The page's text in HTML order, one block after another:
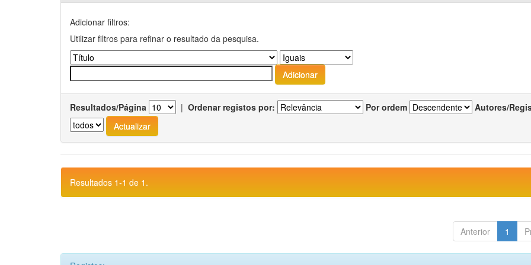
Adicionar filtros:
Utilizar filtros para refinar o resultado da pesquisa.
Resultados/Página | Ordenar registos por: Por ordem Autores/
Resultados 1-1 de 1.
Anterior 1